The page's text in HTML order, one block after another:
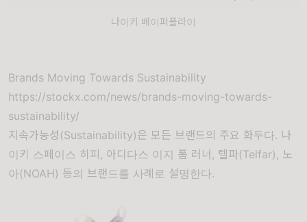
나이키 베이퍼플라이
Brands Moving Towards Sustainability
https://stockx.com/news/brands-moving-towards-
sustainability/
지속가능성(Sustainability)은 모든 브랜드의 주요 화두다. 나
이키 스페이스 히피, 아디다스 이지 폼 러너, 텔파(Telfar), 노
아(NOAH) 등의 브랜드를 사례로 설명한다.